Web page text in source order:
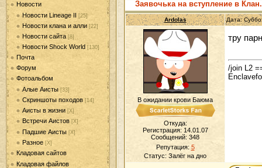
Новости
Новости Lineage II [25]
Новости клана и алли [22]
Новости сайта [8]
Новости Shock World [130]
Почта
Форум
Фотоальбом
Алые Аисты [33]
Скриншоты походов [14]
Аисты в жизни [Х]
Встречи Аистов [Х]
Падшие Аисты [Х]
Разное [Х]
Кладовая сайтов
Кладовая файлов
Заявочька на вступление в Клан.
Ardolas Дата:
В ожидании крови Баюма
Откуда:
Регистрация: 14.01.07
Сообщений: 348
Репутация: 5
Статус: Залёг на дно
тру
/join L2